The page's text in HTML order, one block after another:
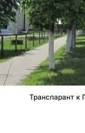
Транспарант к